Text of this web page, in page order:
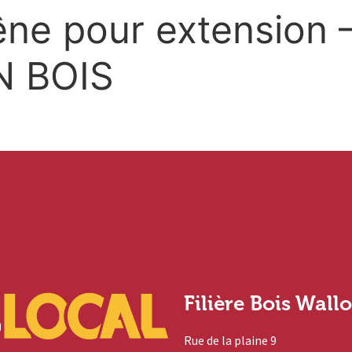
pour extension
BOIS
Filière Bois
Rue de la plaine 9